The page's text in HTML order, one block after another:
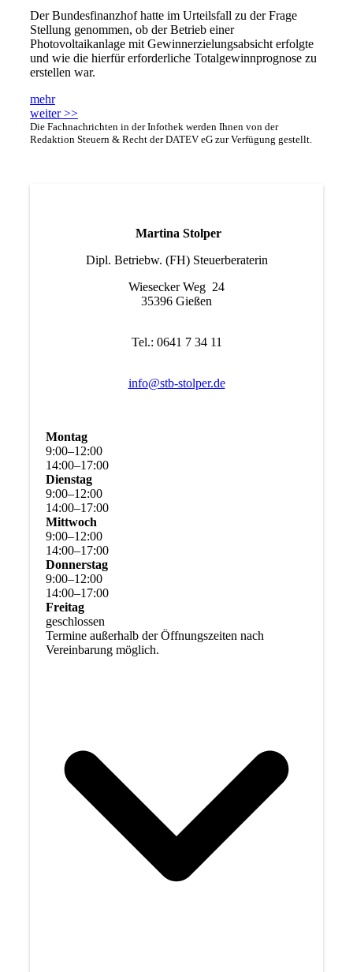
Der Bundesfinanzhof hatte im Urteilsfall zu der Frage
Stellung genommen, ob der Betrieb einer
Photovoltaikanlage mit Gewinnerzielungsabsicht erfolgte
und wie die hierfür erforderliche Totalgewinnprognose zu
erstellen war.
mehr
weiter >>
Die Fachnachrichten in der Infothek werden Ihnen von der
Redaktion Steuern & Recht der DATEV eG zur Verfügung gestellt.
Martina Stolper
Dipl. Betriebw. (FH) Steuerberaterin
Wiesecker Weg 24
35396 Gießen
Tel.: 0641 7 34 11
info@stb-stolper.de
Montag
9:00–12:00
14:00–17:00
Dienstag
9:00–12:00
14:00–17:00
Mittwoch
9:00–12:00
14:00–17:00
Donnerstag
9:00–12:00
14:00–17:00
Freitag
geschlossen
Termine außerhalb der Öffnungszeiten nach
Vereinbarung möglich.